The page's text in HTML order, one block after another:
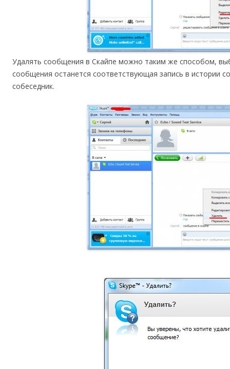
Удалять сообщения в Скайпе можно таким же способом,
сообщения останется соответствующая запись в истории
собеседник.